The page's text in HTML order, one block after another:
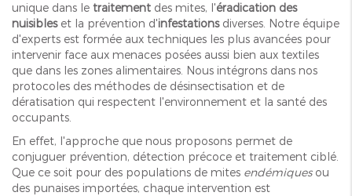
unique dans le traitement des mites, l'éradication des
nuisibleset la prévention d'infestationsdiverses. Notre équipe
d'experts est formée aux techniques les plus avancées pour
intervenir face aux menaces posées aussi bien aux textiles
que dans les zones alimentaires. Nous intégrons dans nos
protocoles des méthodes de désinsectisation et de
dératisation qui respectent l'environnement et la santé des
occupants.
En effet, l'approche que nous proposons permet de
conjuguer prévention, détection précoce et traitement ciblé.
Que ce soit pour des populations de mites endémiquesou
des punaises importées, chaque intervention est